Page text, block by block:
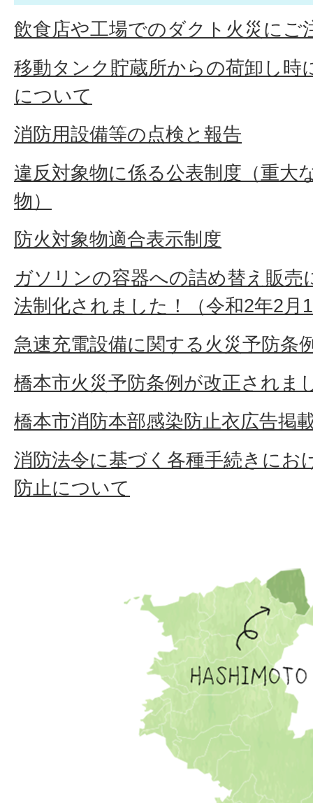
飲食店や工場でのダクト火災にご
移動タンク貯蔵所からの荷卸し時
について
消防用設備等の点検と報告
違反対象物に係る公表制度（重大
物）
防火対象物適合表示制度
ガソリンの容器への詰め替え販売
法制化されました！（令和2年2月
急速充電設備に関する火災予防条
橋本市火災予防条例が改正されま
橋本市消防本部感染防止衣広告掲
消防法令に基づく各種手続きにお
防止について